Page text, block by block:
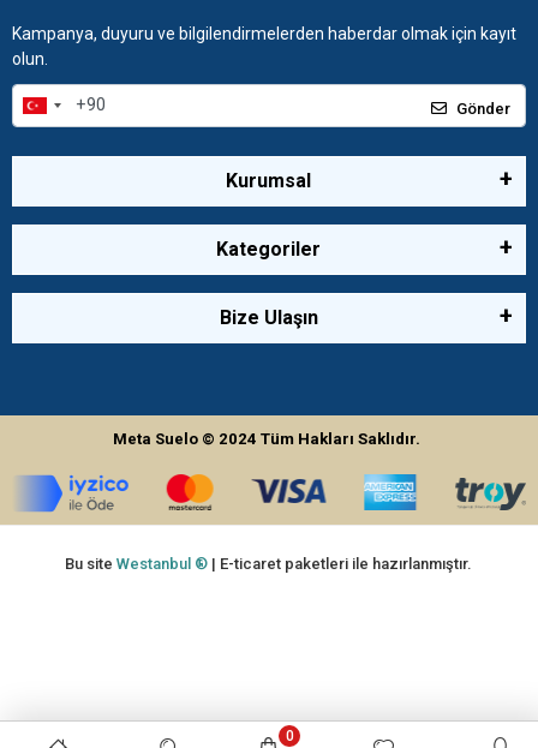
Kampanya, duyuru ve bilgilendirmelerden haberdar olmak için kayıt
olun.
Gönder
Kurumsal
Kategoriler
Bize Ulaşın
Meta Suelo © 2024Tüm Hakları Saklıdır.
0
Bu siteWestanbul ® | E-ticaret paketleri ile hazırlanmıştır.